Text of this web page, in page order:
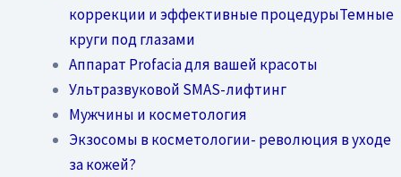
коррекции и эффективные процедурыТемные
круги под глазами
Аппарат Profacia для вашей красоты
Ультразвуковой SMAS-лифтинг
Мужчины и косметология
Экзосомы в косметологии- революция в уходе
за кожей?